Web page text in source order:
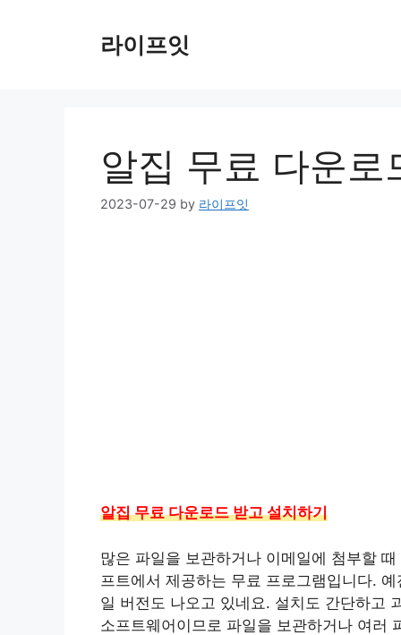
라이프잇
알집 무료 다운
2023-07-29 by 라이프잇
알집 무료 다운로드 받고 설치하기
많은 파일을 보관하거나 이메일에 첨부할
프트에서 제공하는 무료 프로그램입니다.
일 버전도 나오고 있네요. 설치도 간단하고
소프트웨어이므로 파일을 보관하거나 여러